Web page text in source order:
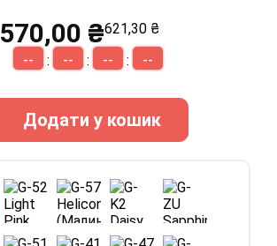
570,00 ₴621,30 ₴
-- : -- : -- : --
Додати у кошик